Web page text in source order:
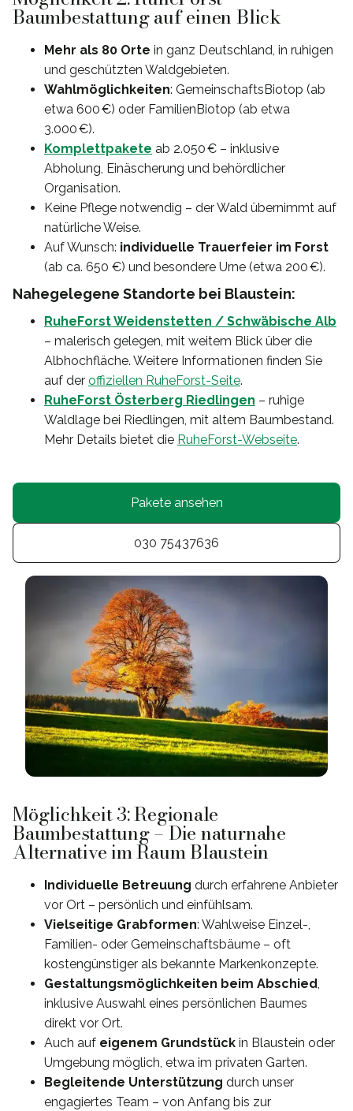
Baumbestattung auf einen Blick
Mehr als 80 Orte in ganz Deutschland, in ruhigen
und geschützten Waldgebieten.
Wahlmöglichkeiten: GemeinschaftsBiotop (ab
etwa 600 €) oder FamilienBiotop (ab etwa
3.000 €).
Komplettpakete ab 2.050 € – inklusive
Abholung, Einäscherung und behördlicher
Organisation.
Keine Pflege notwendig – der Wald übernimmt auf
natürliche Weise.
Auf Wunsch: individuelle Trauerfeier im Forst
(ab ca. 650 €) und besondere Urne (etwa 200 €).
Nahegelegene Standorte bei Blaustein:
RuheForst Weidenstetten / Schwäbische Alb
– malerisch gelegen, mit weitem Blick über die
Albhochfläche. Weitere Informationen finden Sie
auf der offiziellen RuheForst-Seite.
RuheForst Österberg Riedlingen – ruhige
Waldlage bei Riedlingen, mit altem Baumbestand.
Mehr Details bietet die RuheForst-Webseite.
Pakete ansehen
030 75437636
Möglichkeit 3: Regionale
Baumbestattung – Die naturnahe
Alternative im Raum Blaustein
Individuelle Betreuung durch erfahrene Anbieter
vor Ort – persönlich und einfühlsam.
Vielseitige Grabformen: Wahlweise Einzel-,
Familien- oder Gemeinschaftsbäume – oft
kostengünstiger als bekannte Markenkonzepte.
Gestaltungsmöglichkeiten beim Abschied,
inklusive Auswahl eines persönlichen Baumes
direkt vor Ort.
Auch auf eigenem Grundstück in Blaustein oder
Umgebung möglich, etwa im privaten Garten.
Begleitende Unterstützung durch unser
engagiertes Team – von Anfang bis zur